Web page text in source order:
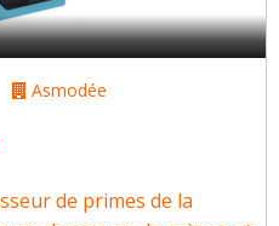
Asmodée
de primes de la